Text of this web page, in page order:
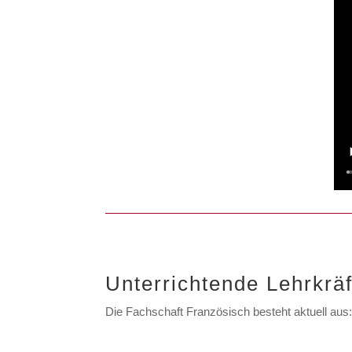
Unterrichtende
Die Fachschaft Französisch besteht aktuell aus: